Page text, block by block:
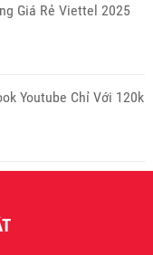
Giá Rẻ Viettel 2025
Youtube Chỉ Với 120k